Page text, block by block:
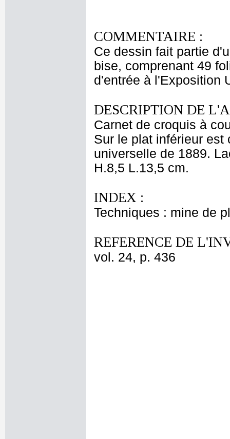
COMMENTAIRE :
Ce dessin fait partie
bise, comprenant 49
d'entrée à l'Exposition
DESCRIPTION DE
Carnet de croquis à
Sur le plat inférieur
universelle de 1889.
H.8,5 L.13,5 cm.
INDEX :
Techniques : mine de
REFERENCE DE
vol. 24, p. 436